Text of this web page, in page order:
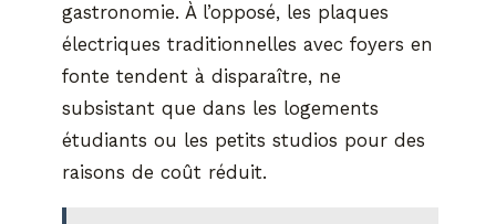
gastronomie. À l’opposé, les plaques
électriques traditionnelles avec foyers en
fonte tendent à disparaître, ne
subsistant que dans les logements
étudiants ou les petits studios pour des
raisons de coût réduit.